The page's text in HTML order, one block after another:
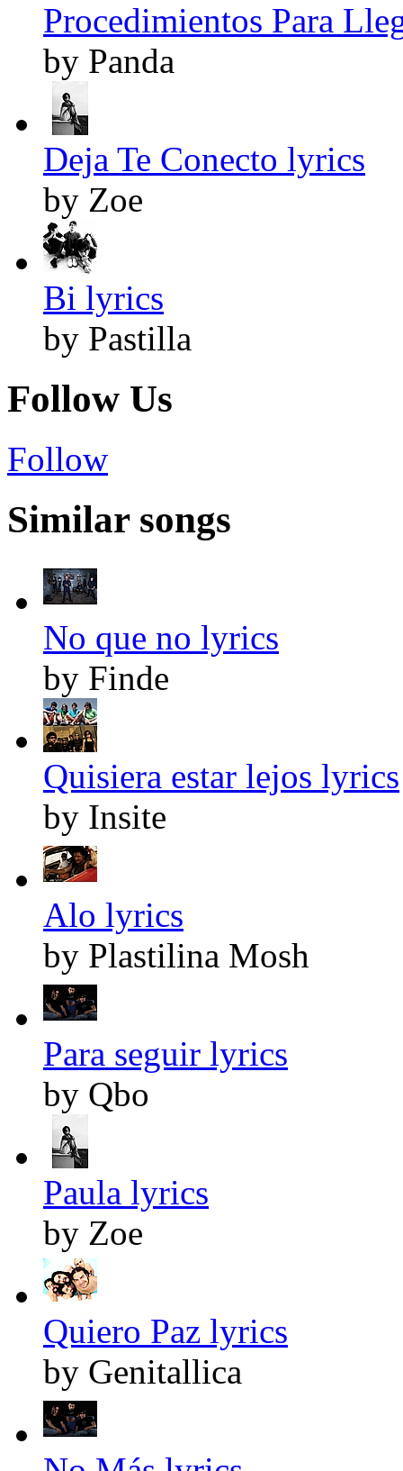
Procedimientos Para
by Panda
Deja Te Conecto lyrics
by Zoe
Bi lyrics
by Pastilla
Follow Us
Follow
Similar songs
No que no lyrics
by Finde
Quisiera estar lejos lyrics
by Insite
Alo lyrics
by Plastilina Mosh
Para seguir lyrics
by Qbo
Paula lyrics
by Zoe
Quiero Paz lyrics
by Genitallica